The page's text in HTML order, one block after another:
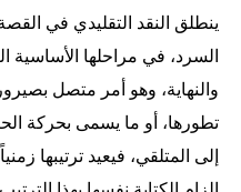
ينطلق النقد التقليدي في
السرد، في مراحلها الأساسية
والنهاية، وهو أمر متصل
تطورها، أو ما يسمى بحركة
إلى المتلقي، فيعيد ترتيبها